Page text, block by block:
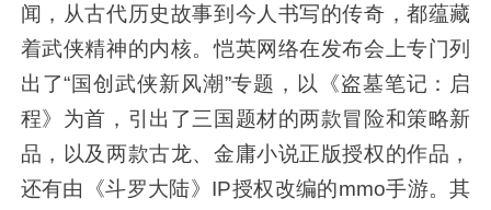
闻，从古代历史故事到今人书写的传奇，都蕴藏
着武侠精神的内核。恺英网络在发布会上专门列
出了“国创武侠新风潮”专题，以《盗墓笔记：启
程》为首，引出了三国题材的两款冒险和策略新
品，以及两款古龙、金庸小说正版授权的作品，
还有由《斗罗大陆》IP授权改编的mmo手游。其